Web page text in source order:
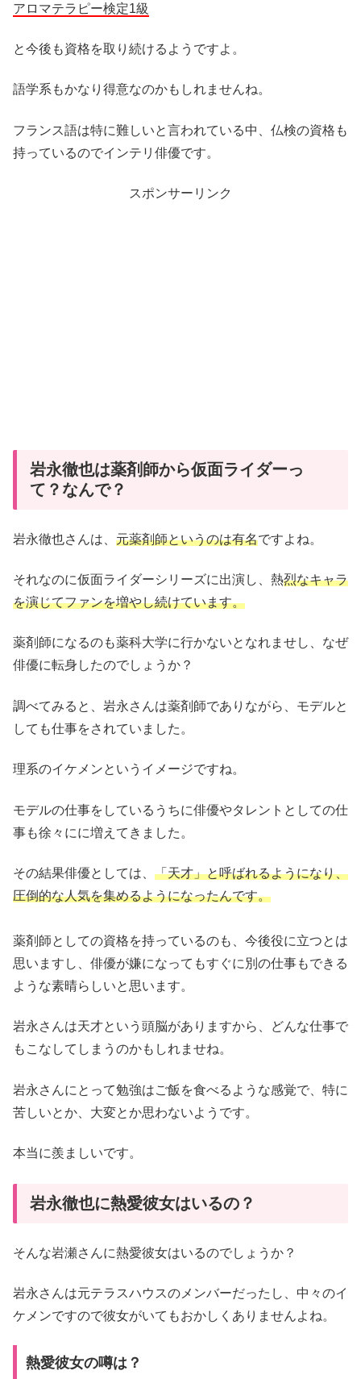
アロマテラピー検定1級
と今後も資格を取り続けるようですよ。
語学系もかなり得意なのかもしれませんね。
フランス語は特に難しいと言われている中、仏検の資格も
持っているのでインテリ俳優です。
スポンサーリンク
岩永徹也は薬剤師から仮面ライダーっ
て？なんで？
岩永徹也さんは、 元薬剤師というのは有名ですよね。
それなのに仮面ライダーシリーズに出演し、熱烈なキャラ
を演じてファンを増やし続けています。
薬剤師になるのも薬科大学に行かないとなれませし、なぜ
俳優に転身したのでしょうか？
調べてみると、岩永さんは薬剤師でありながら、モデルと
しても仕事をされていました。
理系のイケメンというイメージですね。
モデルの仕事をしているうちに俳優やタレントとしての仕
事も徐々にに増えてきました。
その結果俳優としては、 「天才」と呼ばれるようになり、
圧倒的な人気を集めるようになったんです。
薬剤師としての資格を持っているのも、今後役に立つとは
思いますし、俳優が嫌になってもすぐに別の仕事もできる
ような素晴らしいと思います。
岩永さんは天才という頭脳がありますから、どんな仕事で
もこなしてしまうのかもしれませね。
岩永さんにとって勉強はご飯を食べるような感覚で、特に
苦しいとか、大変とか思わないようです。
本当に羨ましいです。
岩永徹也に熱愛彼女はいるの？
そんな岩瀬さんに熱愛彼女はいるのでしょうか？
岩永さんは元テラスハウスのメンバーだったし、中々のイ
ケメンですので彼女がいてもおかしくありませんよね。
熱愛彼女の噂は？